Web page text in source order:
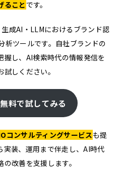
ること です。
生成AI・LLMにおけるブランド認
析ツールです。自社ブランドの
握し、AI検索時代の情報発信を
しください。
料で試してみる
コンサルティングサービスも提
実装、運用まで伴走し、AI時代
改善を支援します。